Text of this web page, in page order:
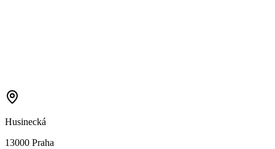
Husinecká
13000 Praha